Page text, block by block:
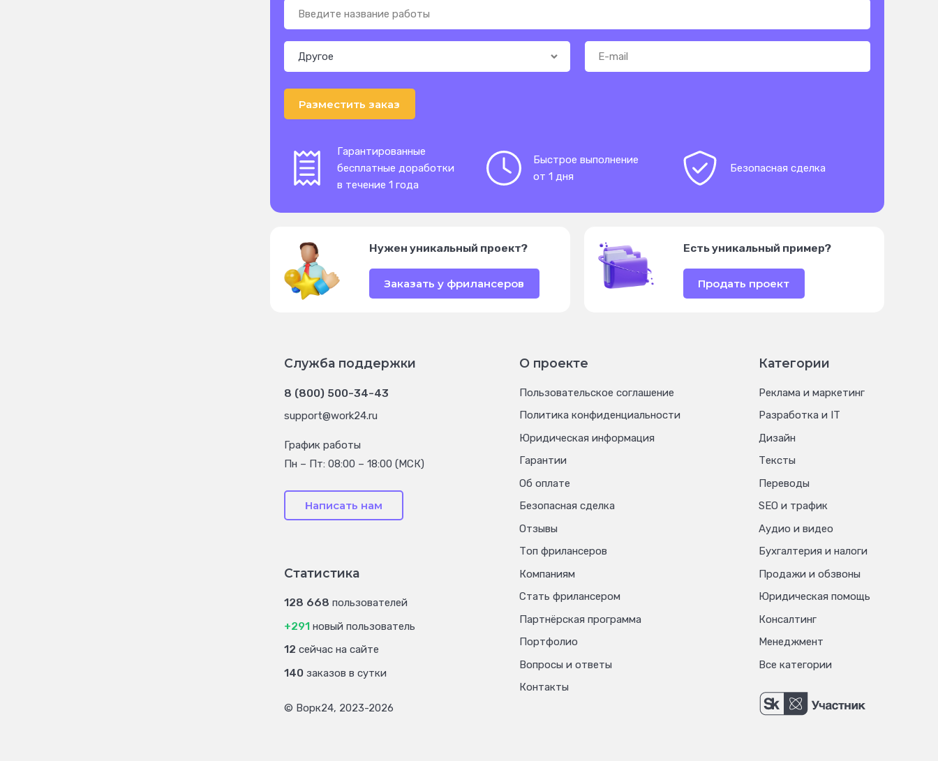
Разместить заказ
Гарантированные
бесплатные доработки
в течение 1 года
Быстрое выполнение
от 1 дня
Безопасная сделка
Нужен уникальный проект?
Заказать у фрилансеров
Есть уникальный пример?
Продать проект
Служба поддержки
8 (800) 500-34-43
support@work24.ru
График работы
Пн – Пт: 08:00 – 18:00 (МСК)
Написать нам
Категории
Реклама и маркетинг
Разработка и IT
Дизайн
Тексты
Переводы
SEO и трафик
Аудио и видео
Бухгалтерия и налоги
Продажи и обзвоны
Юридическая помощь
Консалтинг
Менеджмент
Все категории
О проекте
Пользовательское соглашение
Политика конфиденциальности
Юридическая информация
Гарантии
Об оплате
Безопасная сделка
Отзывы
Топ фрилансеров
Компаниям
Стать фрилансером
Партнёрская программа
Портфолио
Вопросы и ответы
Контакты
Статистика
128 668 пользователей
+291 новый пользователь
12 сейчас на сайте
140 заказов в сутки
© Ворк24, 2023-2026